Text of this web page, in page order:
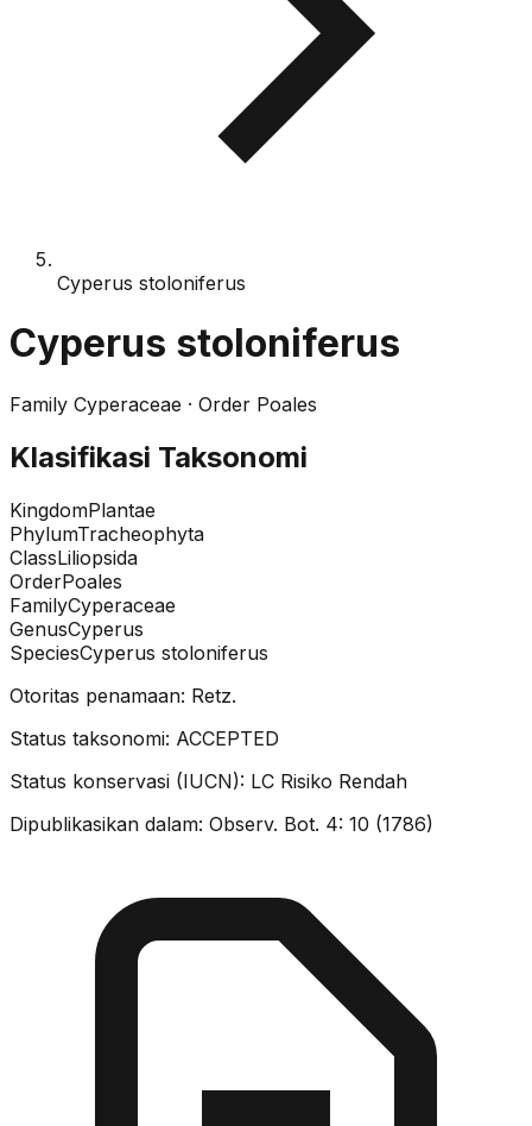
Cyperus stoloniferus
Cyperus stoloniferus
Family Cyperaceae · Order Poales
Klasifikasi Taksonomi
KingdomPlantae
PhylumTracheophyta
ClassLiliopsida
OrderPoales
FamilyCyperaceae
GenusCyperus
SpeciesCyperus stoloniferus
Otoritas penamaan: Retz.
Status taksonomi: ACCEPTED
Status konservasi (IUCN): LC Risiko Rendah
Dipublikasikan dalam: Observ. Bot. 4: 10 (1786)